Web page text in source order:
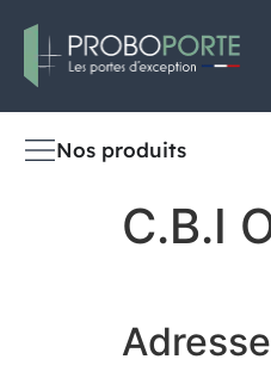
Nos produits
C.B.I
Adresse